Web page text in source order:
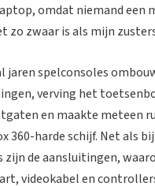
omdat niemand een
zo zwaar is als mijn
jaren spelconsoles
verving het
en maakte meteen
360-harde schijf. Net als
de aansluitingen,
videokabel en